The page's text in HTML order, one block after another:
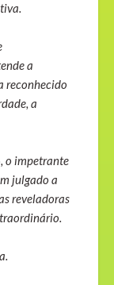
a
reconhecido
a
o impetrante
julgado a
reveladoras